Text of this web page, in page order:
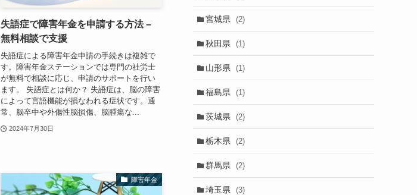
失語症で障害年金を申請する方法 –
無料相談で支援
失語症による障害年金申請の手続きは複雑で
す。障害年金ステーションでは専門の社労士
が無料で相談に応じ、申請のサポートを行い
ます。 失語症とは何か？ 失語症は、脳の障害
によって言語機能が損なわれる症状です。通
常、脳卒中や外傷性脳損傷、脳腫瘍な...
2024年7月30日
障害年金
宮城県 (2)
秋田県 (1)
山形県 (1)
福島県 (1)
茨城県 (2)
栃木県 (2)
群馬県 (2)
埼玉県 (3)